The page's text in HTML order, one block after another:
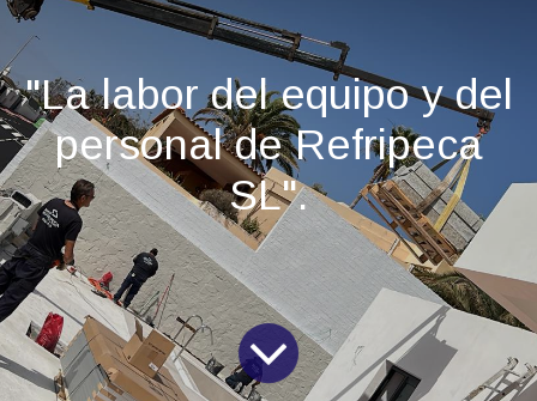
"La labor del equipo y del
personal de Refripeca
SL".